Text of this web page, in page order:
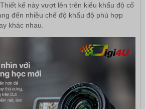
kế này vượt lên trên kiểu khẩu độ cố
đến nhiều chế độ khẩu độ phù hợp
khác nhau.